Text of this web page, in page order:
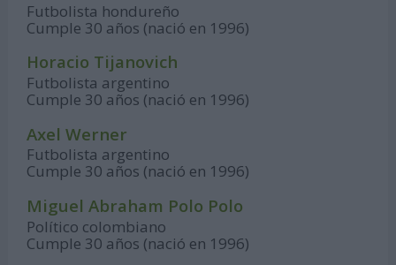
Futbolista hondureño
Cumple 30 años (nació en 1996)
Horacio Tijanovich
Futbolista argentino
Cumple 30 años (nació en 1996)
Axel Werner
Futbolista argentino
Cumple 30 años (nació en 1996)
Miguel Abraham Polo Polo
Político colombiano
Cumple 30 años (nació en 1996)